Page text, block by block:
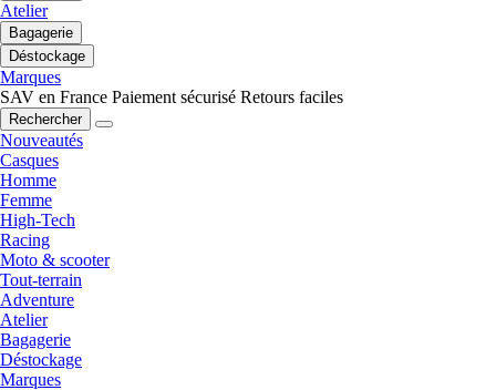
Atelier
Bagagerie
Déstockage
Marques
SAV en France Paiement sécurisé Retours faciles
Rechercher
Nouveautés
Casques
Homme
Femme
High-Tech
Racing
Moto & scooter
Tout-terrain
Adventure
Atelier
Bagagerie
Déstockage
Marques